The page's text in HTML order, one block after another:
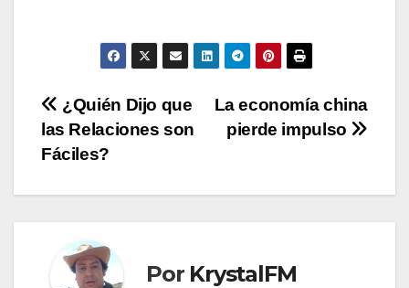
Navegación
de
entradas
La economía china
pierde impulso
¿Quién Dijo que
las Relaciones son
Fáciles?
Por KrystalFM